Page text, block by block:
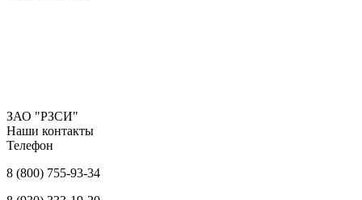
ЗАО "РЗСИ"
Наши контакты
Телефон
8 (800) 755-93-34